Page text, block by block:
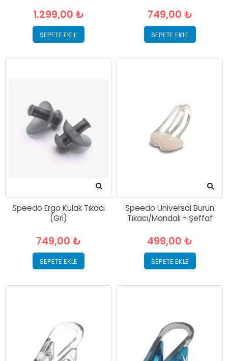
1.299,00 ₺
SEPETE EKLE
749,00 ₺
SEPETE EKLE
Speedo Ergo Kulak Tıkacı
(Gri)
749,00 ₺
SEPETE EKLE
Speedo Universal Burun
Tıkacı/Mandalı - Şeffaf
499,00 ₺
SEPETE EKLE